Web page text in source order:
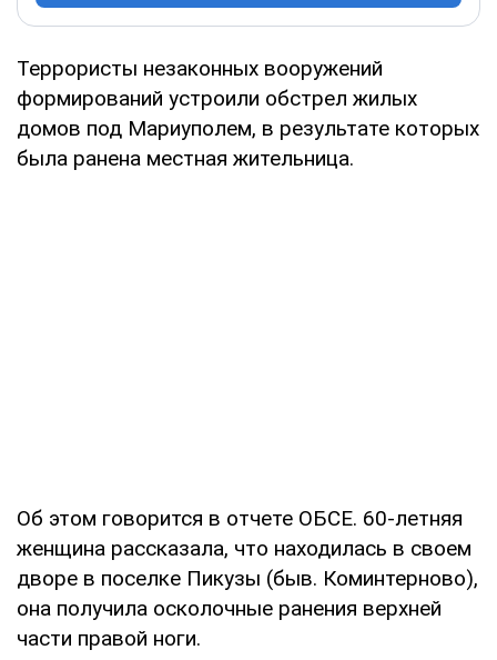
Террористы незаконных вооружений
формирований устроили обстрел жилых
домов под Мариуполем, в результате которых
была ранена местная жительница.
Об этом говорится в отчете ОБСЕ. 60-летняя
женщина рассказала, что находилась в своем
дворе в поселке Пикузы (быв. Коминтерново),
она получила осколочные ранения верхней
части правой ноги.